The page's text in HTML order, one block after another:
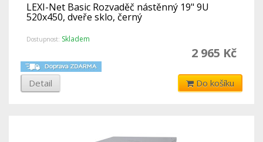
LEXI-Net Basic Rozvaděč nástěnný 19" 9U
520x450, dveře sklo, černý
Dostupnost: Skladem
2 965 Kč
Detail Do košíku